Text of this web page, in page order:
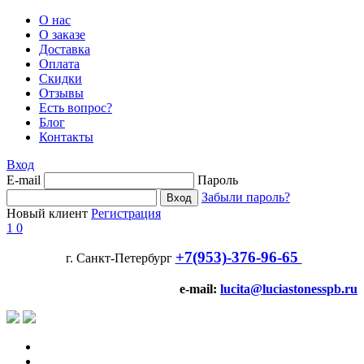
О нас
О заказе
Доставка
Оплата
Скидки
Отзывы
Есть вопрос?
Блог
Контакты
Вход
E-mail
Пароль
Забыли пароль?
Новый клиент Регистрация
1 0
г. Санкт-Петербург +7(953)-376-96-65
e-mail: lucita@luciastonesspb.ru